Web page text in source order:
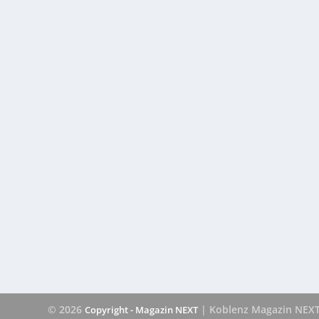
© 2026 Copyright - Magazin NEXT | Koblenz Magazin